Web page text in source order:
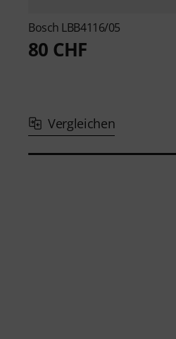
Bosch LBB4116/05
80 CHF
Vergleichen